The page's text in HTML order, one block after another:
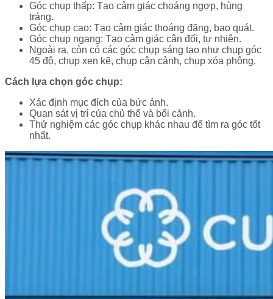
Góc chụp thấp: Tạo cảm giác choáng ngợp, hùng
tráng.
Góc chụp cao: Tạo cảm giác thoáng đãng, bao quát.
Góc chụp ngang: Tạo cảm giác cân đối, tự nhiên.
Ngoài ra, còn có các góc chụp sáng tạo như chụp góc
45 độ, chụp xen kẽ, chụp cận cảnh, chụp xóa phông.
Cách lựa chọn góc chụp:
Xác định mục đích của bức ảnh.
Quan sát vị trí của chủ thể và bối cảnh.
Thử nghiệm các góc chụp khác nhau để tìm ra góc tốt
nhất.